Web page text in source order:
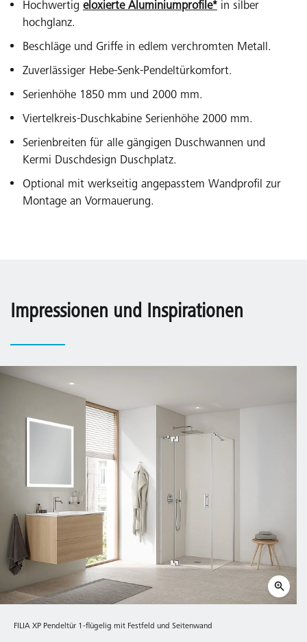
Hochwertig eloxierte Aluminiumprofile* in silber
hochglanz.
Beschläge und Griffe in edlem verchromten Metall.
Zuverlässiger Hebe-Senk-Pendeltürkomfort.
Serienhöhe 1850 mm und 2000 mm.
Viertelkreis-Duschkabine Serienhöhe 2000 mm.
Serienbreiten für alle gängigen Duschwannen und
Kermi Duschdesign Duschplatz.
Optional mit werkseitig angepasstem Wandprofil zur
Montage an Vormauerung.
Impressionen und Inspirationen
FILIA XP Pendeltür 1-flügelig mit Festfeld und Seitenwand